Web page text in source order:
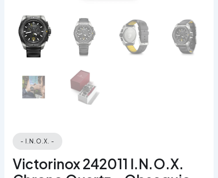
- I.N.O.X. -
Victorinox 242011 I.N.O.X.